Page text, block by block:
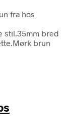
fra hos
stil.35mm bred
brun